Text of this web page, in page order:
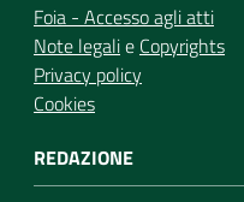
Foia - Accesso agli atti
Note legalie Copyrights
Privacy policy
Cookies
REDAZIONE